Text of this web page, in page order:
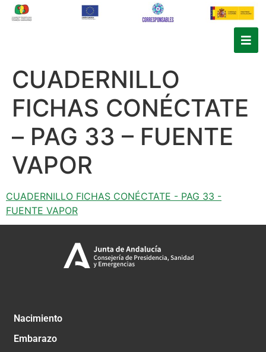
CUADERNILLO
FICHAS CONÉCTATE
– PAG 33 – FUENTE
VAPOR
CUADERNILLO FICHAS CONÉCTATE - PAG 33 -
FUENTE VAPOR
Nacimiento
Embarazo